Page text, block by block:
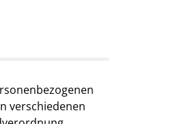
verschiedenen